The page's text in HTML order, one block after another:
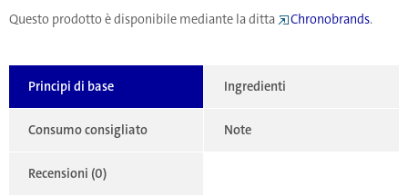
Questo prodotto è disponibile mediante la ditta Chronobrands.
Principi di base Ingredienti
Consumo consigliato Note
Recensioni (0)